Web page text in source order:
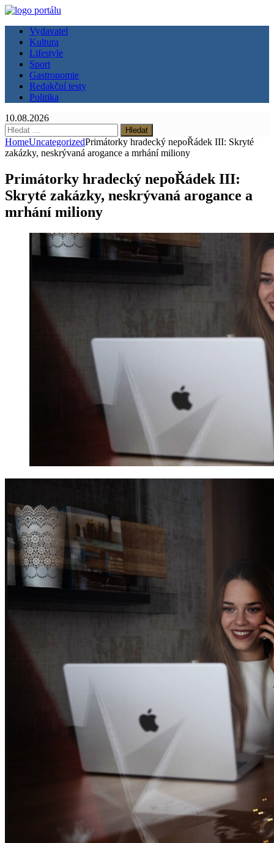
Vydavatel
Kultura
Lifestyle
Sport
Gastronomie
Redakční testy
Politika
10.08.2026
Vyhledávání
HomeUncategorizedPrimátorky hradecký nepoŘádek III: Skryté
zakázky, neskrývaná arogance a mrhání miliony
Primátorky hradecký nepoŘádek III:
Skryté zakázky, neskrývaná arogance a
mrhání miliony